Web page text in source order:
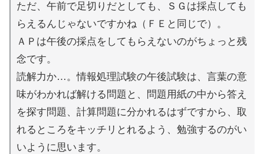
ただ、午前で足切りだとしても、ＳＧは採点しても
らえるんじゃないですかね（ＦＥと同じで）。
ＡＰは午後の採点をしてもらえないのがちょっと残
念です。
読解力か…。情報処理試験の午後試験は、言葉の意
味がわかれば解ける問題と、問題用紙の中から答え
を探す問題、計算問題に分かれるはずですから、取
れるところをキッチリとれるよう、勉強するのがい
いように思います。